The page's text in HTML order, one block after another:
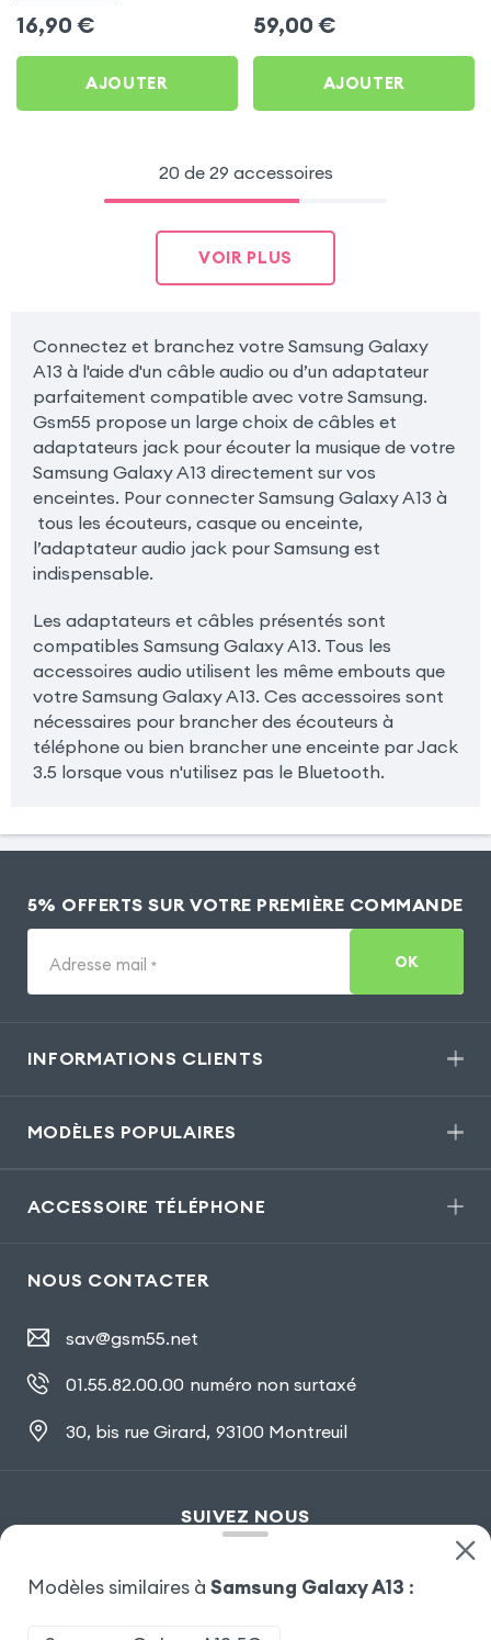
16,90 €
AJOUTER
South - Blanc
59,00 €
AJOUTER
20 de 29 accessoires
VOIR PLUS
Connectez et branchez votre Samsung Galaxy
A13 à l'aide d'un câble audio ou d’un adaptateur
parfaitement compatible avec votre Samsung.
Gsm55 propose un large choix de câbles et
adaptateurs jack pour écouter la musique de votre
Samsung Galaxy A13 directement sur vos
enceintes. Pour connecter Samsung Galaxy A13 à
tous les écouteurs, casque ou enceinte,
l’adaptateur audio jack pour Samsung est
indispensable.
Les adaptateurs et câbles présentés sont
compatibles Samsung Galaxy A13. Tous les
accessoires audio utilisent les même embouts que
votre Samsung Galaxy A13. Ces accessoires sont
nécessaires pour brancher des écouteurs à
téléphone ou bien brancher une enceinte par Jack
3.5 lorsque vous n'utilisez pas le Bluetooth.
5% OFFERTS SUR VOTRE PREMIÈRE COMMANDE
Adresse mail * OK
INFORMATIONS CLIENTS
MODÈLES POPULAIRES
ACCESSOIRE TÉLÉPHONE
NOUS CONTACTER
sav@gsm55.net
01.55.82.00.00 numéro non surtaxé
30, bis rue Girard, 93100 Montreuil
SUIVEZ NOUS
Modèles similaires à Samsung Galaxy A13 :